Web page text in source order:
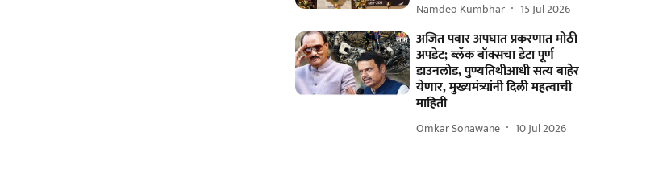
Namdeo Kumbhar 15 Jul 2026
अजित पवार अपघात प्रकरणात मोठी
अपडेट; ब्लॅक बॉक्सचा डेटा पूर्ण
डाउनलोड, पुण्यतिथीआधी सत्य बाहेर
येणार, मुख्यमंत्र्यांनी दिली महत्वाची
माहिती
Omkar Sonawane 10 Jul 2026